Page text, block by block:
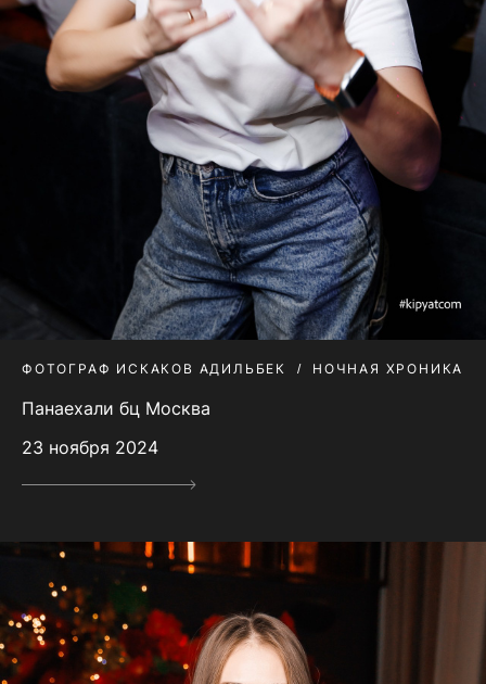
ФОТОГРАФ ИСКАКОВ АДИЛЬБЕК НОЧНАЯ ХРОНИКА
Панаехали бц Москва
23 ноября 2024